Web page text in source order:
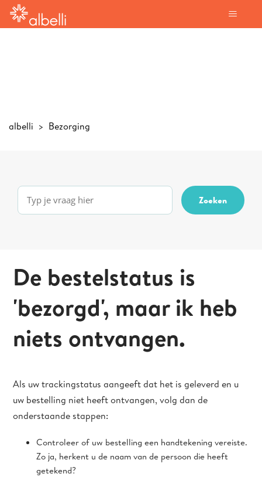
albelli Bezorging
De bestelstatus is
'bezorgd', maar ik heb
niets ontvangen.
Als uw trackingstatus aangeeft dat het is geleverd en u
uw bestelling niet heeft ontvangen, volg dan de
onderstaande stappen:
Controleer of uw bestelling een handtekening vereiste.
Zo ja, herkent u de naam van de persoon die heeft
getekend?